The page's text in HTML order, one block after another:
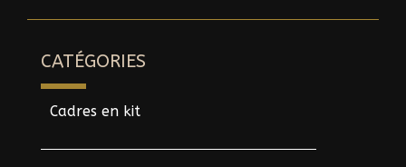
CATÉGORIES
Cadres en kit